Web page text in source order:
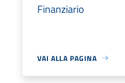
Finanziario
VAI ALLA PAGINA